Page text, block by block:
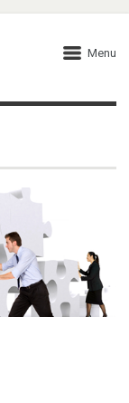
Menu